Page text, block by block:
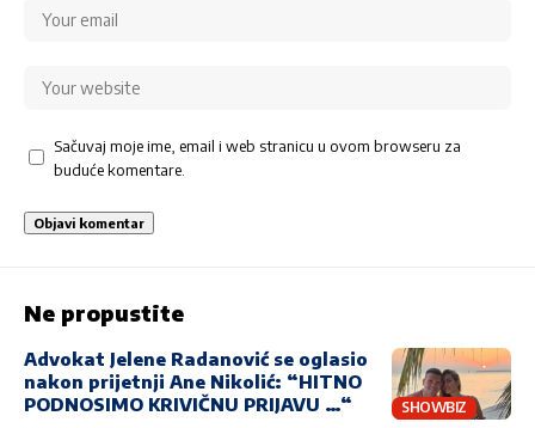
Sačuvaj moje ime, email i web stranicu u ovom browseru za
buduće komentare.
Ne propustite
SHOWBIZ
Advokat Jelene Radanović se oglasio
nakon prijetnji Ane Nikolić: “HITNO
PODNOSIMO KRIVIČNU PRIJAVU …“